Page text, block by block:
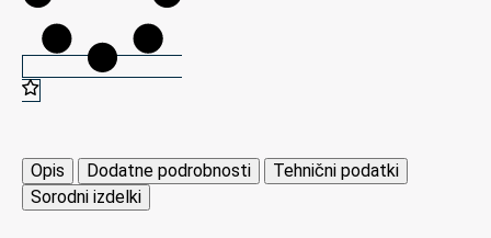
Opis Dodatne podrobnosti
Tehnični podatki
Sorodni izdelki